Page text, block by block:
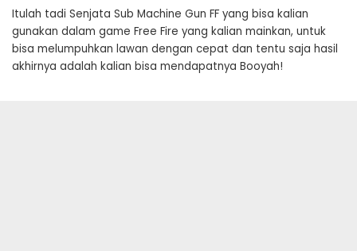
Itulah tadi Senjata Sub Machine Gun FF yang bisa kalian
gunakan dalam game Free Fire yang kalian mainkan, untuk
bisa melumpuhkan lawan dengan cepat dan tentu saja hasil
akhirnya adalah kalian bisa mendapatnya Booyah!